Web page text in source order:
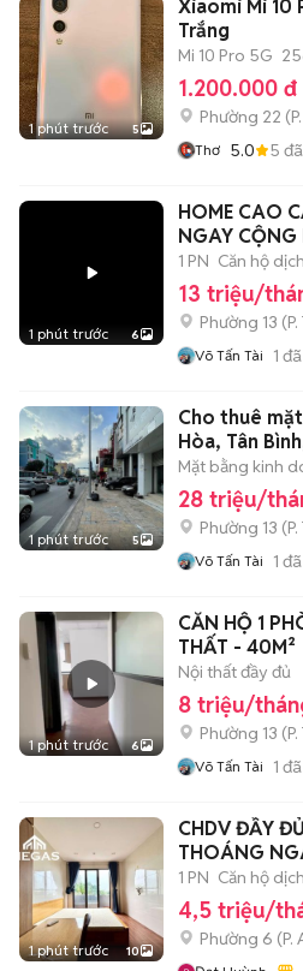
1 phút trước 5
Xiaomi Mi 10
Trắng
Mi 10 Pro 5G
1.200.000 đ
Phường 22 (
Thơ 5.0 5
1 phút trước 6
HOME CAO
NGAY
1 PN Căn hộ
13 triệu/
Phường 13 (
Võ Tấn Tài 1
1 phút trước 5
Cho thuê
Hòa, Tân
triệu/tháng
Mặt bằng kinh
28 triệu/
Phường 13 (
Võ Tấn Tài 1
1 phút trước 6
CĂN HỘ 1
THẤT - 40M²
Nội thất đầy đủ
8 triệu/
Phường 13 (
Võ Tấn Tài 1
1 phút trước 10
CHDV ĐẦY
THOÁNG
OANH
1 PN Căn hộ
4,5 triệu/
Phường 6 (P.